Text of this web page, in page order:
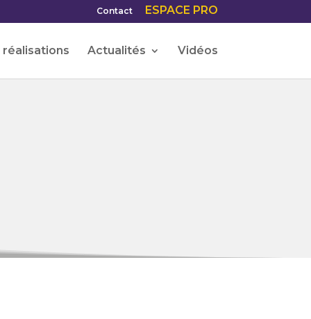
Contact ESPACE PRO
réalisations Actualités Vidéos